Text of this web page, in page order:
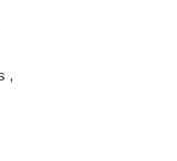
,